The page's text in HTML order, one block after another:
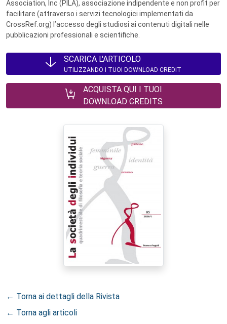
Association, Inc (PILA), associazione indipendente e non profit per
facilitare (attraverso i servizi tecnologici implementati da
CrossRef.org) l’accesso degli studiosi ai contenuti digitali nelle
pubblicazioni professionali e scientifiche.
SCARICA L'ARTICOLO
UTILIZZANDO I TUOI DOWNLOAD CREDIT
ACQUISTA QUI I TUOI
DOWNLOAD CREDITS
← Torna ai dettagli della Rivista
← Torna agli articoli